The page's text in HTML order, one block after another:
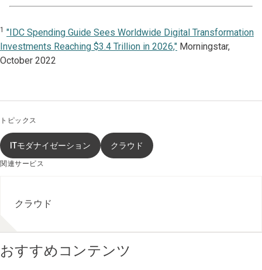
1 "IDC Spending Guide Sees Worldwide Digital Transformation
Investments Reaching $3.4 Trillion in 2026," Morningstar,
October 2022
トピックス
ITモダナイゼーション クラウド
関連サービス
クラウド
おすすめコンテンツ